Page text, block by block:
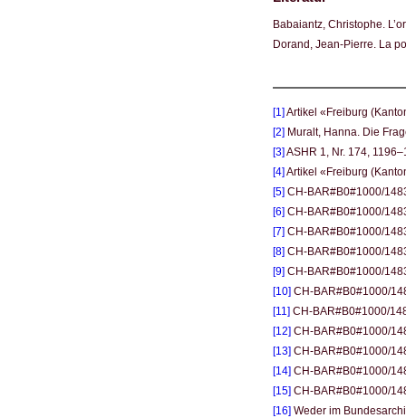
Babaiantz, Christophe.
Dorand, Jean-Pierre. La
[1]Artikel «Freiburg
[2]Muralt, Hanna. Die
[3]ASHR 1, Nr. 174,
[4]Artikel «Freiburg
[5]CH-BAR#B0#1000/
[6]CH-BAR#B0#1000/
[7]CH-BAR#B0#1000/
[8]CH-BAR#B0#1000/
[9]CH-BAR#B0#1000/
[10]CH-BAR#B0#1000/
[11]CH-BAR#B0#1000/
[12]CH-BAR#B0#1000/
[13]CH-BAR#B0#1000/
[14]CH-BAR#B0#1000/
[15]CH-BAR#B0#1000/
[16]Weder im